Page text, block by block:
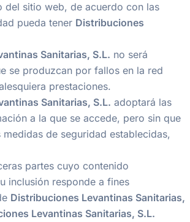
del sitio web, de acuerdo con las
pueda tener Distribuciones
Sanitarias, S.L. no será
se produzcan por fallos en la red
prestaciones.
Sanitarias, S.L. adoptará las
a la que se accede, pero sin que
de seguridad establecidas,
partes cuyo contenido
inclusión responde a fines
Distribuciones Levantinas Sanitarias,
Levantinas Sanitarias, S.L.